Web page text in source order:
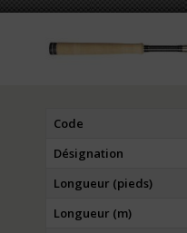
Code
Désignation
Longueur (pieds)
Longueur (m)